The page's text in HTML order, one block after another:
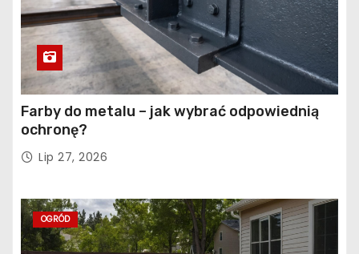
Farby do metalu – jak wybrać odpowiednią
ochronę?
Lip 27, 2026
OGRÓD